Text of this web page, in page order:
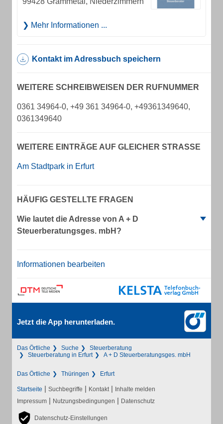
Mehr Informationen ...
Kontakt im Adressbuch speichern
WEITERE SCHREIBWEISEN DER RUFNUMMER
0361 34964-0, +49 361 34964-0, +49361349640,
0361349640
WEITERE EINTRÄGE AUF GLEICHER STRASSE
Am Stadtpark in Erfurt
HÄUFIG GESTELLTE FRAGEN
Wie lautet die Adresse von A + D
Steuerberatungsges. mbH?
Informationen bearbeiten
Jetzt die App herunterladen.
Das Örtliche Suche
Steuerberatung
Steuerberatung in Erfurt
A + D Steuerberatungsges. mbH
Das Örtliche Thüringen Erfurt
Startseite | Suchbegriffe | Kontakt | Inhalte melden
Impressum | Nutzungsbedingungen | Datenschutz
Datenschutz-Einstellungen